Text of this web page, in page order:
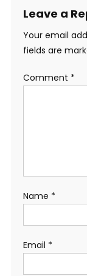
Leave a
Your email
fields are
Comment *
Name *
Email *